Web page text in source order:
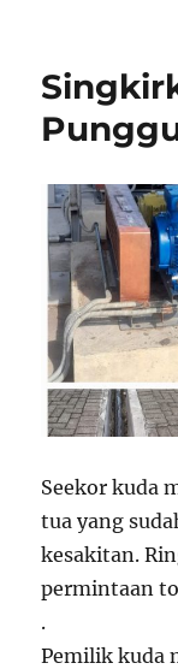
Seekor kuda
tua yang
kesakitan.
permintaan
.
Pemilik kuda